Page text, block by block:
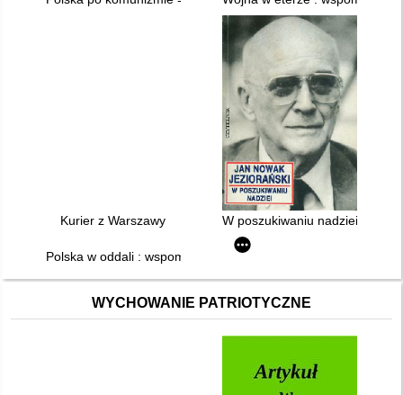
Kurier z Warszawy W poszukiwaniu nadziei
Polska w oddali : wspomnienia. T. 2
WYCHOWANIE PATRIOTYCZNE